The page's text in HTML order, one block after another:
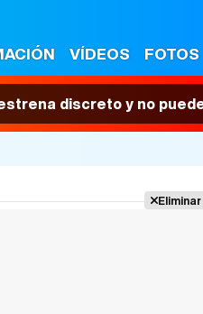
VÍDEOS FOTOS
discreto y no